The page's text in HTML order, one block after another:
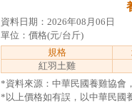
資料日期：2026年08月06日
單位：價格(元/台斤)
規格
紅羽土雞
*資料來源：中華民國養雞協會
*以上價格如有誤，以中華民國